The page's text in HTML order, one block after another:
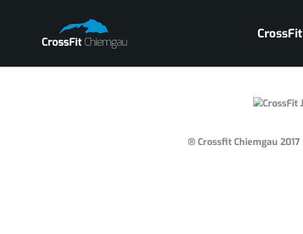
CrossFit
® Crossfit Chiemgau 2017